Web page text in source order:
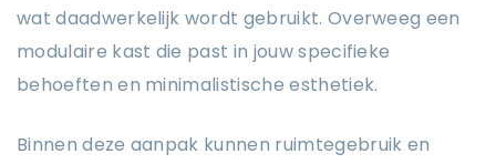
wat daadwerkelijk wordt gebruikt. Overweeg een
modulaire kast die past in jouw specifieke
behoeften en minimalistische esthetiek.
Binnen deze aanpak kunnen ruimtegebruik en